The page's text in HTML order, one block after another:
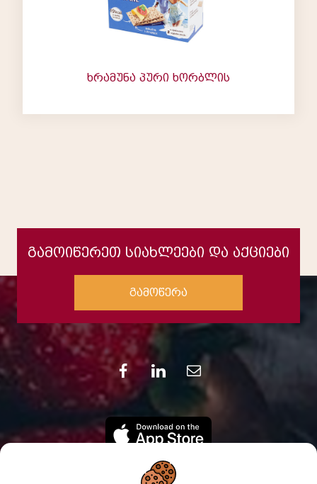
ხრამუნა პური ხორბლის
გამოიწერეთ სიახლეები და აქციები
გამოწერა